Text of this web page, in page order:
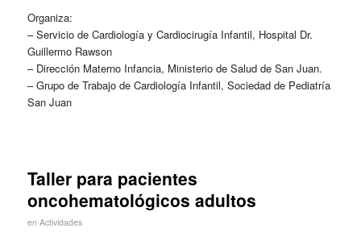
Organiza:
– Servicio de Cardiología y Cardiocirugía Infantil, Hospital Dr.
Guillermo Rawson
– Dirección Materno Infancia, Ministerio de Salud de San Juan.
– Grupo de Trabajo de Cardiología Infantil, Sociedad de Pediatría
San Juan
Taller para pacientes
oncohematológicos adultos
en Actividades